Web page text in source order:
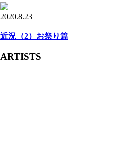
2020.8.23
近況（2）お祭り篇
ARTISTS